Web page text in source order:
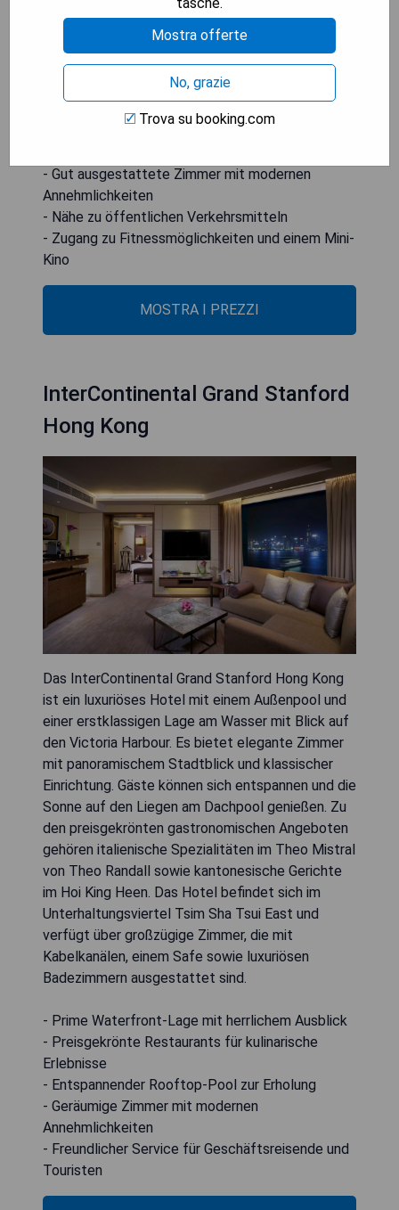
Erfrischungen, Kaffee und Getränke während des
Aufenthalts kostenlos erhältlich. Zudem ist das
Hotel nur eine 5-minütige Autofahrt vom SoHo-
Viertel entfernt und liegt etwa 50 Fahrminuten
vom Flughafen Hongkong.
- Gut ausgestattete Zimmer mit modernen
Annehmlichkeiten
- Nähe zu öffentlichen Verkehrsmitteln
- Zugang zu Fitnessmöglichkeiten und einem Mini-
Kino
MOSTRA I PREZZI
InterContinental Grand Stanford
Hong Kong
Das InterContinental Grand Stanford Hong Kong
ist ein luxuriöses Hotel mit einem Außenpool und
einer erstklassigen Lage am Wasser mit Blick auf
den Victoria Harbour. Es bietet elegante Zimmer
mit panoramischem Stadtblick und klassischer
Einrichtung. Gäste können sich entspannen und die
Sonne auf den Liegen am Dachpool genießen. Zu
den preisgekrönten gastronomischen Angeboten
gehören italienische Spezialitäten im Theo Mistral
von Theo Randall sowie kantonesische Gerichte
im Hoi King Heen. Das Hotel befindet sich im
Unterhaltungsviertel Tsim Sha Tsui East und
verfügt über großzügige Zimmer, die mit
Kabelkanälen, einem Safe sowie luxuriösen
Badezimmern ausgestattet sind.
- Prime Waterfront-Lage mit herrlichem Ausblick
- Preisgekrönte Restaurants für kulinarische
Erlebnisse
- Entspannender Rooftop-Pool zur Erholung
- Geräumige Zimmer mit modernen
Annehmlichkeiten
- Freundlicher Service für Geschäftsreisende und
Touristen
Mostra offerte
No, grazie
Trova su booking.com